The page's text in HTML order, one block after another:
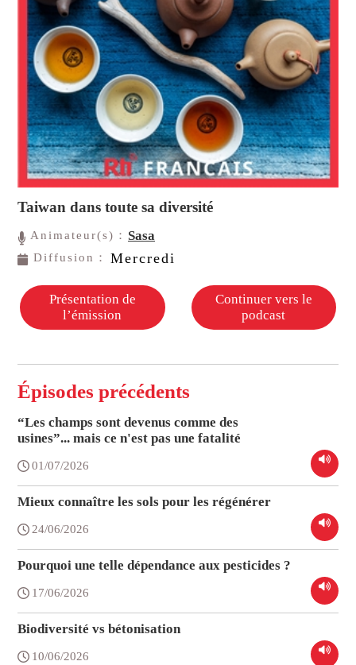
Taiwan dans toute sa diversité
Animateur(s)： Sasa
Diffusion： Mercredi
Présentation de
l’émission
Continuer vers le
podcast
Épisodes précédents
“Les champs sont devenus comme des
usines”... mais ce n'est pas une fatalité
01/07/2026
Mieux connaître les sols pour les régénérer
24/06/2026
Pourquoi une telle dépendance aux pesticides ?
17/06/2026
Biodiversité vs bétonisation
10/06/2026